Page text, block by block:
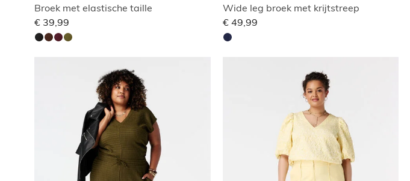
Broek met elastische taille
€ 39,99
Wide leg broek met krijtstreep
€ 49,99